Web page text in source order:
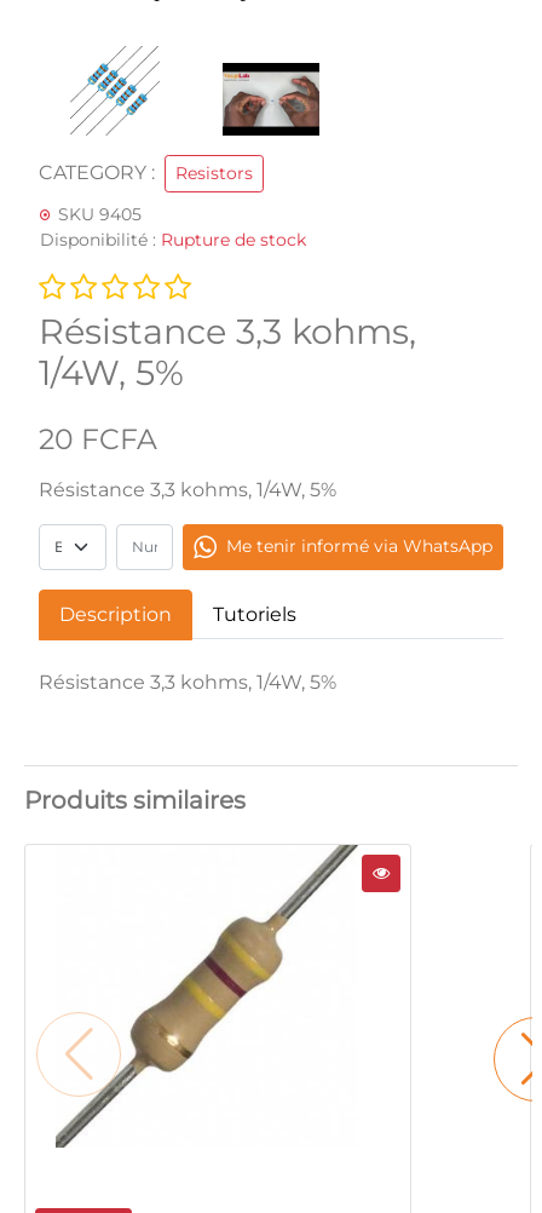
CATEGORY :
Resistors
SKU 9405
Disponibilité : Rupture de stock
Résistance 3,3 kohms,
1/4W, 5%
20 FCFA
Résistance 3,3 kohms, 1/4W, 5%
Me tenir informé via WhatsApp
Description Tutoriels
Résistance 3,3 kohms, 1/4W, 5%
Produits similaires